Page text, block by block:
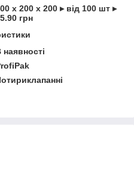
х 200 х 200 ▸ від 100 шт ▸
грн
наявності